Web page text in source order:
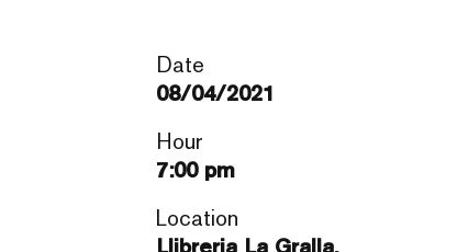
Date
08/04/2021
Hour
7:00 pm
Location
Llibreria La Gralla,